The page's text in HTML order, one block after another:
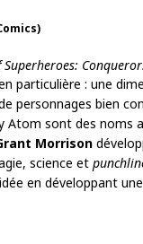
Superheroes:
particulière : une
personnages bien
Atom sont des noms
Morrison
science et
en développant